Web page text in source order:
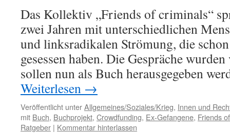
Das Kollektiv „Friends of criminals“
zwei Jahren mit unterschiedlichen
und linksradikalen Strömung, die
gesessen haben. Die Gespräche
sollen nun als Buch herausgegeben
Weiterlesen →
Veröffentlicht unterAllgemeines/Soziales/Krieg, Innen und
mit Buch, Buchprojekt, Crowdfunding, Ex-Gefangene, Friends
Ratgeber | Kommentar hinterlassen